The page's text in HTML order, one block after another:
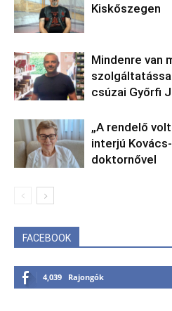
Kiskőszegen
Mindenre van
csúzai Győrfi
„A rendelő
interjú
doktornővel
FACEBOOK
4,039 Rajongók